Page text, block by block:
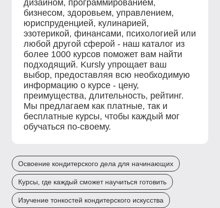
дизайном, программированием,
бизнесом, здоровьем, управлением,
юриспруденцией, кулинарией,
эзотерикой, финансами, психологией или
любой другой сферой - наш каталог из
более 1000 курсов поможет вам найти
подходящий. Kursly упрощает ваш
выбор, предоставляя всю необходимую
информацию о курсе - цену,
преимущества, длительность, рейтинг.
Мы предлагаем как платные, так и
бесплатные курсы, чтобы каждый мог
обучаться по-своему.
Освоение кондитерского дела для начинающих
Курсы, где каждый сможет научиться готовить
Изучение тонкостей кондитерского искусства